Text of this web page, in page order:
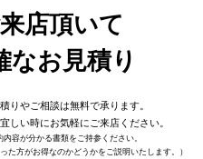
店頂いて
なお見積り
りやご相談は無料で承ります。
しい時にお気軽にご来店ください。
内容が分かる書類をご持参ください。
た方がお得なのかどうかをご説明いたします。）